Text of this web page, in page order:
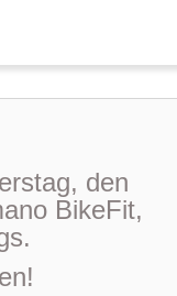
den
BikeFit,